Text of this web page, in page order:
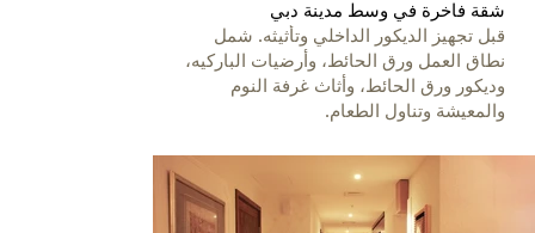
شقة فاخرة في وسط مدينة دبي
قبل تجهيز الديكور الداخلي وتأثيثه. شمل
نطاق العمل ورق الحائط، وأرضيات الباركيه،
وديكور ورق الحائط، وأثاث غرفة النوم
والمعيشة وتناول الطعام.